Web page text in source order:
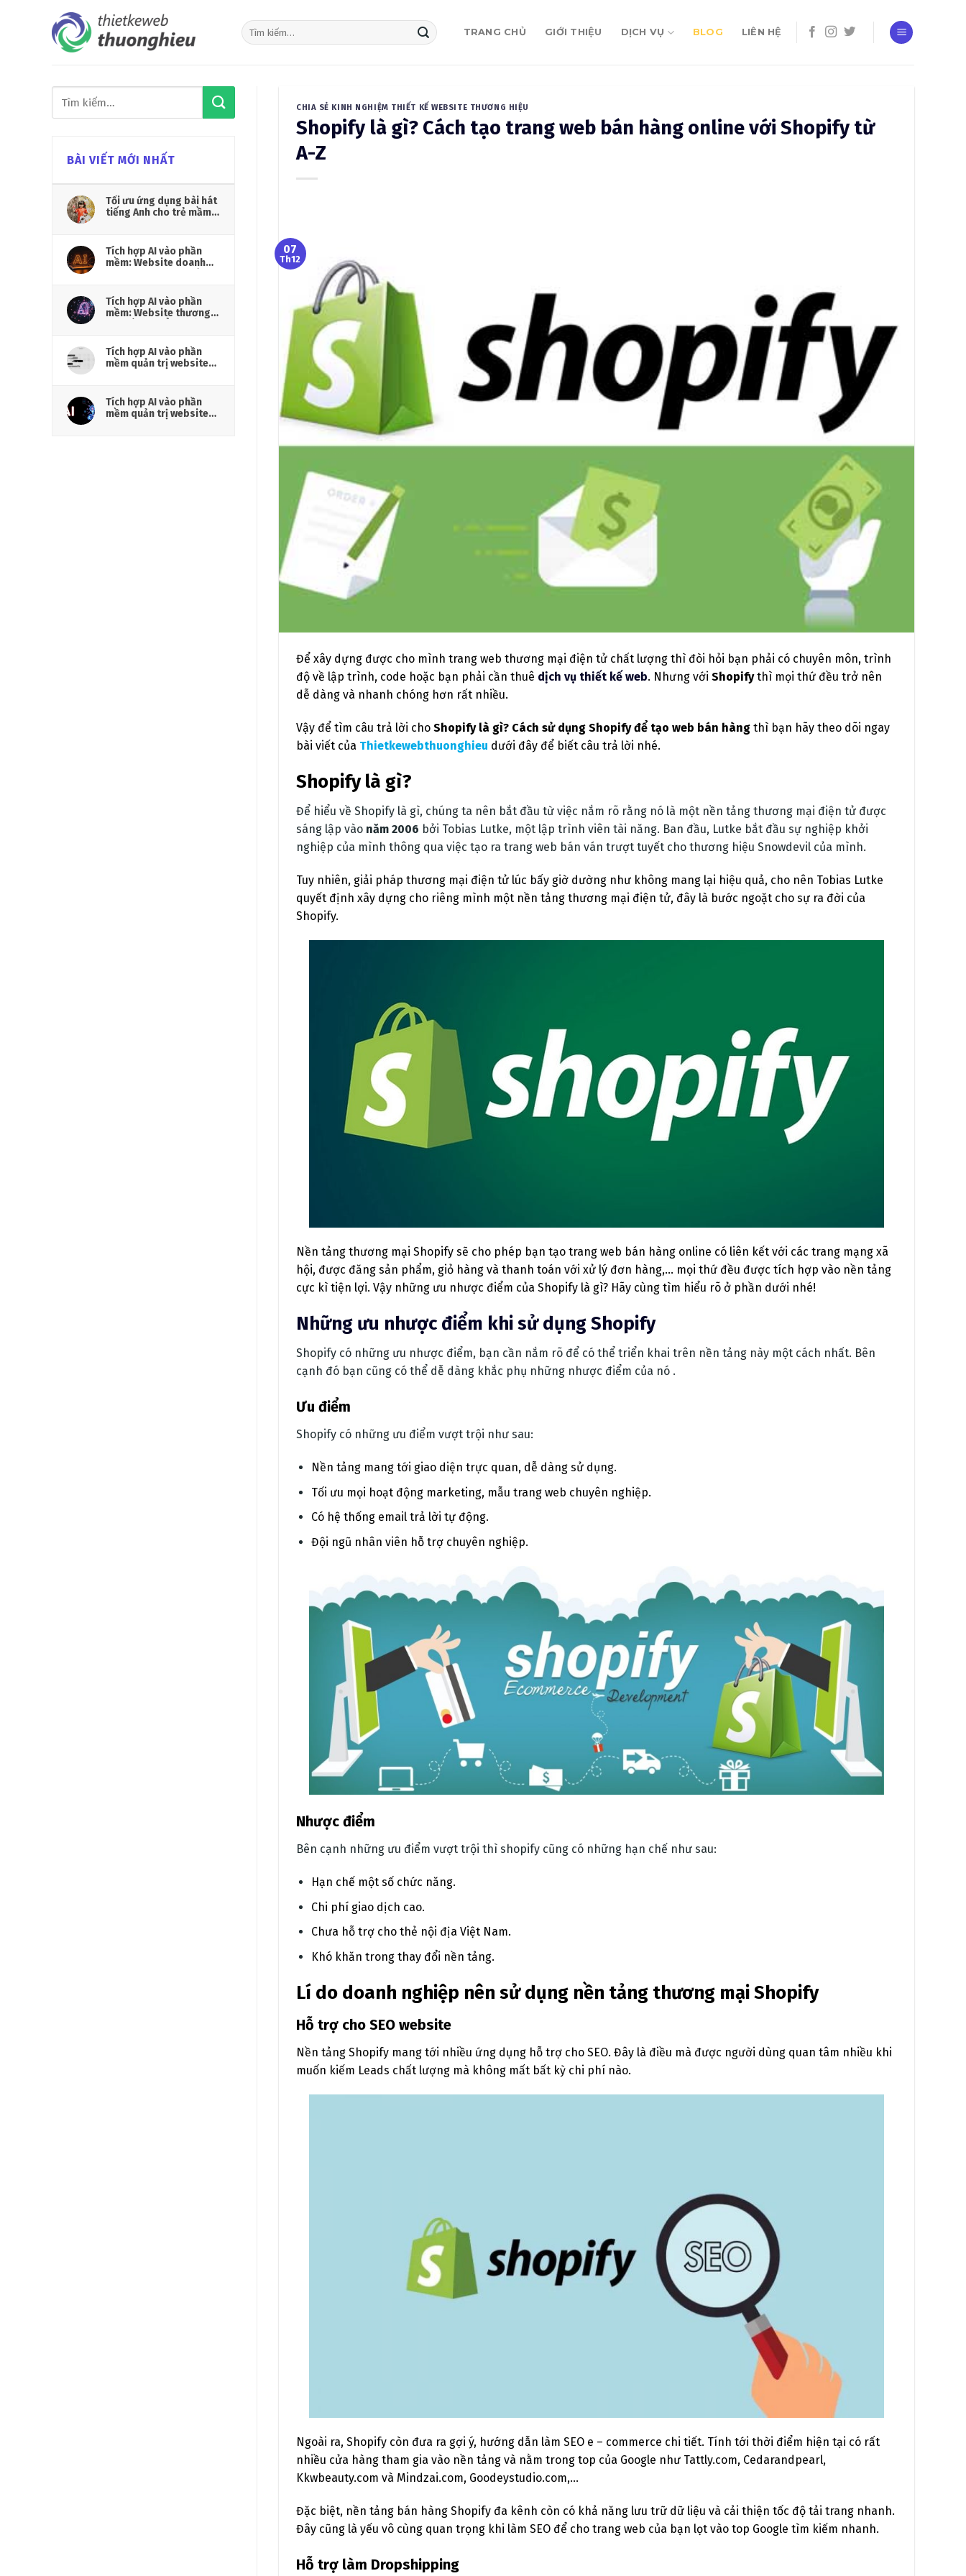
TRANG CHỦ GIỚI THIỆU DỊCH VỤ BLOG LIÊN HỆ
BÀI VIẾT MỚI NHẤT
Tối ưu ứng dụng bài hát
tiếng Anh cho trẻ mầm
Tích hợp AI vào phần
mềm: Website doanh
Tích hợp AI vào phần
mềm: Website thương
Tích hợp AI vào phần
mềm quản trị website
Tích hợp AI vào phần
mềm quản trị website
CHIA SẺ KINH NGHIỆM THIẾT KẾ WEBSITE THƯƠNG HIỆU
Shopify là gì? Cách tạo trang web bán hàng online với Shopify từ
A-Z
07
Th12
Để xây dựng được cho mình trang web thương mại điện tử chất lượng thì đòi hỏi bạn phải có chuyên môn, trình
độ về lập trình, code hoặc bạn phải cần thuê dịch vụ thiết kế web. Nhưng với Shopifythì mọi thứ đều trở nên
dễ dàng và nhanh chóng hơn rất nhiều.
Vậy để tìm câu trả lời cho Shopify là gì? Cách sử dụng Shopify để tạo web bán hàng thì bạn hãy theo dõi ngay
bài viết của Thietkewebthuonghieu dưới đây để biết câu trả lời nhé.
Shopify là gì?
Để hiểu về Shopify là gì, chúng ta nên bắt đầu từ việc nắm rõ rằng nó là một nền tảng thương mại điện tử được
sáng lập vào năm 2006 bởi Tobias Lutke, một lập trình viên tài năng. Ban đầu, Lutke bắt đầu sự nghiệp khởi
nghiệp của mình thông qua việc tạo ra trang web bán ván trượt tuyết cho thương hiệu Snowdevil của mình.
Tuy nhiên, giải pháp thương mại điện tử lúc bấy giờ dường như không mang lại hiệu quả, cho nên Tobias Lutke
quyết định xây dựng cho riêng mình một nền tảng thương mại điện tử, đây là bước ngoặt cho sự ra đời của
Shopify.
Nền tảng thương mại Shopify sẽ cho phép bạn tạo trang web bán hàng online có liên kết với các trang mạng xã
hội, được đăng sản phẩm, giỏ hàng và thanh toán với xử lý đơn hàng,… mọi thứ đều được tích hợp vào nền tảng
cực kì tiện lợi. Vậy những ưu nhược điểm của Shopify là gì? Hãy cùng tìm hiểu rõ ở phần dưới nhé!
Những ưu nhược điểm khi sử dụng Shopify
Shopify có những ưu nhược điểm, bạn cần nắm rõ để có thể triển khai trên nền tảng này một cách nhất. Bên
cạnh đó bạn cũng có thể dễ dàng khắc phụ những nhược điểm của nó .
Ưu điểm
Shopify có những ưu điểm vượt trội như sau:
Nền tảng mang tới giao diện trực quan, dễ dàng sử dụng.
Tối ưu mọi hoạt động marketing, mẫu trang web chuyên nghiệp.
Có hệ thống email trả lời tự động.
Đội ngũ nhân viên hỗ trợ chuyên nghiệp.
Nhược điểm
Bên cạnh những ưu điểm vượt trội thì shopify cũng có những hạn chế như sau:
Hạn chế một số chức năng.
Chi phí giao dịch cao.
Chưa hỗ trợ cho thẻ nội địa Việt Nam.
Khó khăn trong thay đổi nền tảng.
Lí do doanh nghiệp nên sử dụng nền tảng thương mại Shopify
Hỗ trợ cho SEO website
Nền tảng Shopify mang tới nhiều ứng dụng hỗ trợ cho SEO. Đây là điều mà được người dùng quan tâm nhiều khi
muốn kiếm Leads chất lượng mà không mất bất kỳ chi phí nào.
Ngoài ra, Shopify còn đưa ra gợi ý, hướng dẫn làm SEO e – commerce chi tiết. Tính tới thời điểm hiện tại có rất
nhiều cửa hàng tham gia vào nền tảng và nằm trong top của Google như Tattly.com, Cedarandpearl,
Kkwbeauty.com và Mindzai.com, Goodeystudio.com,…
Đặc biệt, nền tảng bán hàng Shopify đa kênh còn có khả năng lưu trữ dữ liệu và cải thiện tốc độ tải trang nhanh.
Đây cũng là yếu vô cùng quan trọng khi làm SEO để cho trang web của bạn lọt vào top Google tìm kiếm nhanh.
Hỗ trợ làm Dropshipping